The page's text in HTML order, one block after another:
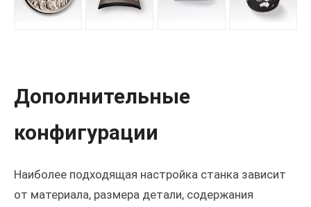
Дополнительные
конфигурации
Наиболее подходящая настройка станка зависит
от материала, размера детали, содержания